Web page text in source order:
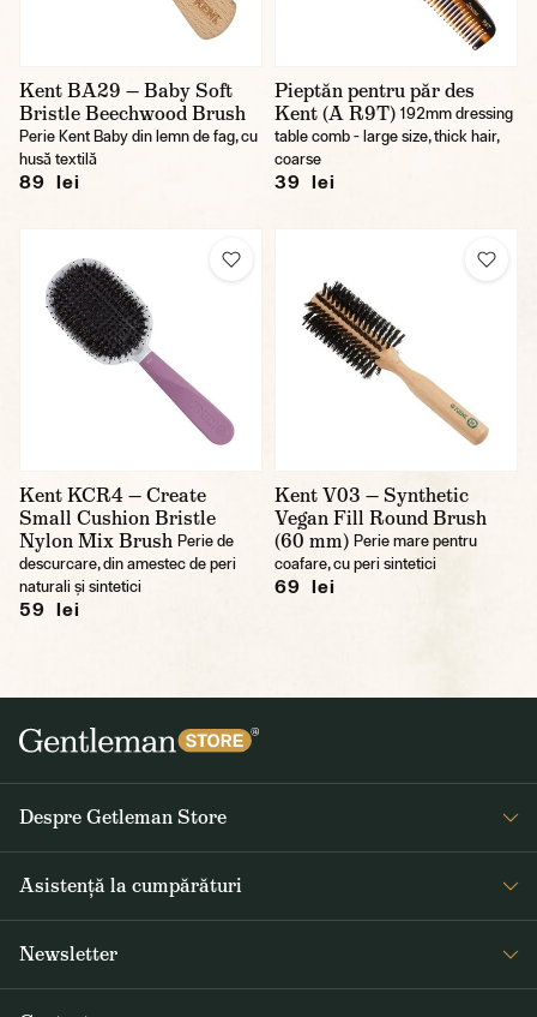
Kent BA29 — Baby Soft
Bristle Beechwood Brush
Perie Kent Baby din lemn de fag, cu
husă textilă
89 lei
Pieptăn pentru păr des
Kent (A R9T) 192mm dressing
table comb - large size, thick hair,
coarse
39 lei
Kent KCR4 — Create
Small Cushion Bristle
Nylon Mix Brush Perie de
descurcare, din amestec de peri
naturali și sintetici
59 lei
Kent V03 — Synthetic
Vegan Fill Round Brush
(60 mm) Perie mare pentru
coafare, cu peri sintetici
69 lei
Despre Getleman Store
Asistență la cumpărături
Newsletter